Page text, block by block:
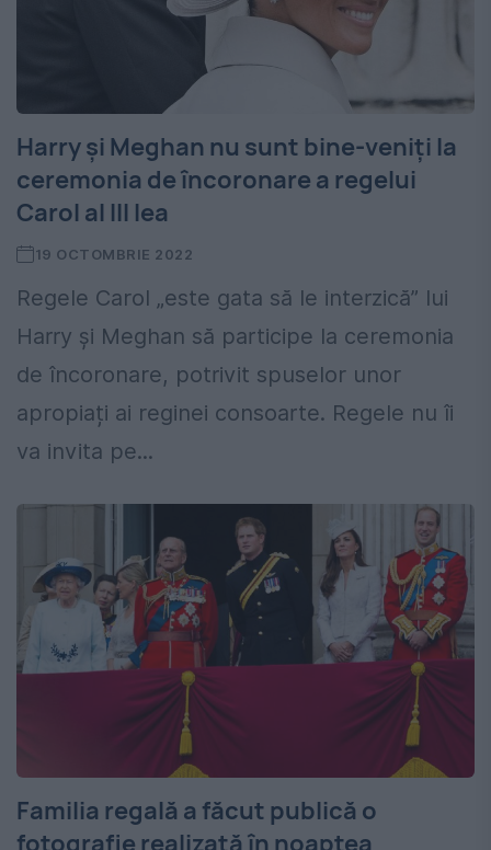
Harry și Meghan nu sunt bine-veniți la
ceremonia de încoronare a regelui
Carol al III lea
19 OCTOMBRIE 2022
Regele Carol „este gata să le interzică” lui
Harry și Meghan să participe la ceremonia
de încoronare, potrivit spuselor unor
apropiați ai reginei consoarte. Regele nu îi
va invita pe...
Familia regală a făcut publică o